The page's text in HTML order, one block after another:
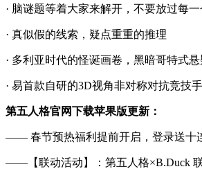
· 脑谜题等着大家来解开，不要放过每一
· 真似假的线索，疑点重重的推理
· 多利亚时代的怪诞画卷，黑暗哥特式
· 易首款自研的3D视角非对称对抗竞技手
第五人格官网下载苹果版更新：
—— 春节预热福利提前开启，登录送十
——【联动活动】：第五人格×B.Duck